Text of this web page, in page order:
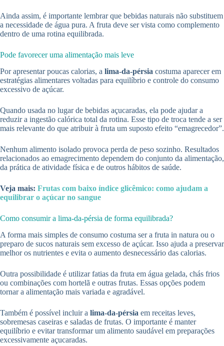
Ainda assim, é importante lembrar que bebidas naturais não substituem
a necessidade de água pura. A fruta deve ser vista como complemento
dentro de uma rotina equilibrada.
Pode favorecer uma alimentação mais leve
Por apresentar poucas calorias, a lima-da-pérsia costuma aparecer em
estratégias alimentares voltadas para equilíbrio e controle do consumo
excessivo de açúcar.
Quando usada no lugar de bebidas açucaradas, ela pode ajudar a
reduzir a ingestão calórica total da rotina. Esse tipo de troca tende a ser
mais relevante do que atribuir à fruta um suposto efeito “emagrecedor”.
Nenhum alimento isolado provoca perda de peso sozinho. Resultados
relacionados ao emagrecimento dependem do conjunto da alimentação,
da prática de atividade física e de outros hábitos de saúde.
Veja mais: Frutas com baixo índice glicêmico: como ajudam a
equilibrar o açúcar no sangue
Como consumir a lima-da-pérsia de forma equilibrada?
A forma mais simples de consumo costuma ser a fruta in natura ou o
preparo de sucos naturais sem excesso de açúcar. Isso ajuda a preservar
melhor os nutrientes e evita o aumento desnecessário das calorias.
Outra possibilidade é utilizar fatias da fruta em água gelada, chás frios
ou combinações com hortelã e outras frutas. Essas opções podem
tornar a alimentação mais variada e agradável.
Também é possível incluir a lima-da-pérsia em receitas leves,
sobremesas caseiras e saladas de frutas. O importante é manter
equilíbrio e evitar transformar um alimento saudável em preparações
excessivamente açucaradas.